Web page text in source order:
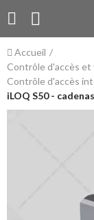
Accueil
Contrôle d'accès
Contrôle d'accès
iLOQ S50 -